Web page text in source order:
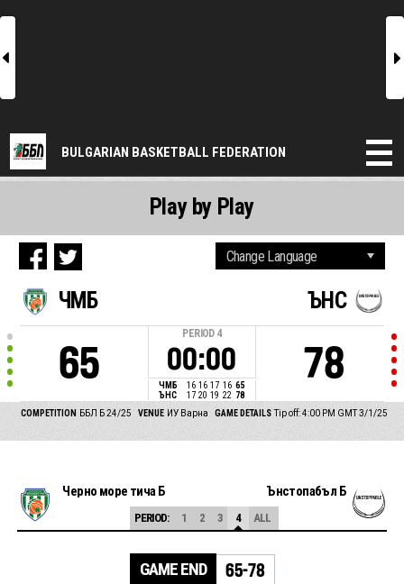
l r
BULGARIAN BASKETBALL FEDERATION
ЧМБ
65
PERIOD 4
00:00
ЧМБ 16 16 17 16 65
ЪНС
17 20 19 22 78
ЪНС
78
COMPETITION ББЛ Б 24/25 VENUE ИУ Варна GAME DETAILS Tip off: 4:00 PM GMT 3/1/25
Play by Play
Черно море тича Б Ънстопабъл Б
PERIOD: 1 2 3 4 ALL
GAME END 65-78